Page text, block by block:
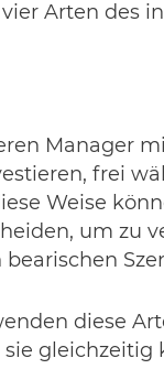
Arten des
Manager
frei
Weise
um zu
diese